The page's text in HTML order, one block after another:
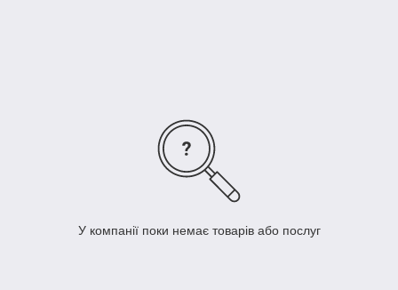
У компанії поки немає товарів або послуг